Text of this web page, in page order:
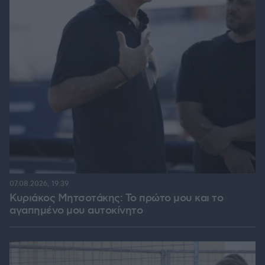
Κυριάκος Μητσοτάκης: Το πρώτο μου και το
αγαπημένο μου αυτοκίνητο
07.08.2026, 19:39